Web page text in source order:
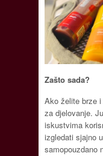
Zašto sada?
Ako želite brze
za djelovanje.
iskustvima
izgledati sjajno
samopouzdano